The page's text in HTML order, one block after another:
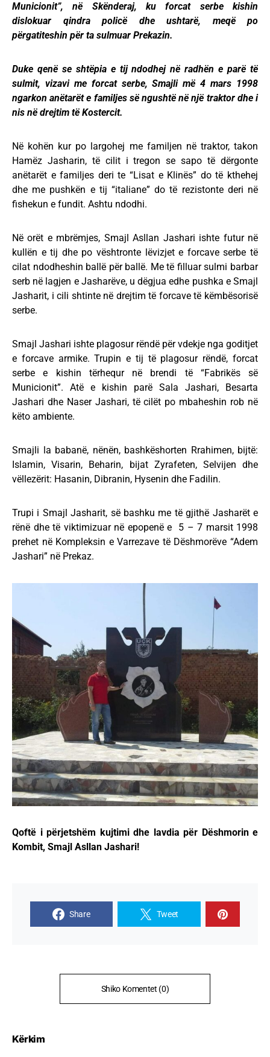
Municionit”, në Skënderaj, ku forcat serbe kishin
dislokuar qindra policë dhe ushtarë, meqë po
përgatiteshin për ta sulmuar Prekazin.
Duke qenë se shtëpia e tij ndodhej në radhën e parë të
sulmit, vizavi me forcat serbe, Smajli më 4 mars 1998
ngarkon anëtarët e familjes së ngushtë në një traktor dhe i
nis në drejtim të Kostercit.
Në kohën kur po largohej me familjen në traktor, takon
Hamëz Jasharin, të cilit i tregon se sapo të dërgonte
anëtarët e familjes deri te “Lisat e Klinës” do të kthehej
dhe me pushkën e tij “italiane” do të rezistonte deri në
fishekun e fundit. Ashtu ndodhi.
Në orët e mbrëmjes, Smajl Asllan Jashari ishte futur në
kullën e tij dhe po vështronte lëvizjet e forcave serbe të
cilat ndodheshin ballë për ballë. Me të filluar sulmi barbar
serb në lagjen e Jasharëve, u dëgjua edhe pushka e Smajl
Jasharit, i cili shtinte në drejtim të forcave të këmbësorisë
serbe.
Smajl Jashari ishte plagosur rëndë për vdekje nga goditjet
e forcave armike. Trupin e tij të plagosur rëndë, forcat
serbe e kishin tërhequr në brendi të “Fabrikës së
Municionit”. Atë e kishin parë Sala Jashari, Besarta
Jashari dhe Naser Jashari, të cilët po mbaheshin rob në
këto ambiente.
Smajli la babanë, nënën, bashkëshorten Rrahimen, bijtë:
Islamin, Visarin, Beharin, bijat Zyrafeten, Selvijen dhe
vëllezërit: Hasanin, Dibranin, Hysenin dhe Fadilin.
Trupi i Smajl Jasharit, së bashku me të gjithë Jasharët e
rënë dhe të viktimizuar në epopenë e 5 – 7 marsit 1998
prehet në Kompleksin e Varrezave të Dëshmorëve “Adem
Jashari” në Prekaz.
Qoftë i përjetshëm kujtimi dhe lavdia për Dëshmorin e
Kombit, Smajl Asllan Jashari!
Share Tweet
Shiko Komentet (0)
Kërkim